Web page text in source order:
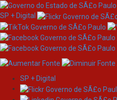
SP + Digital
SP + Digital